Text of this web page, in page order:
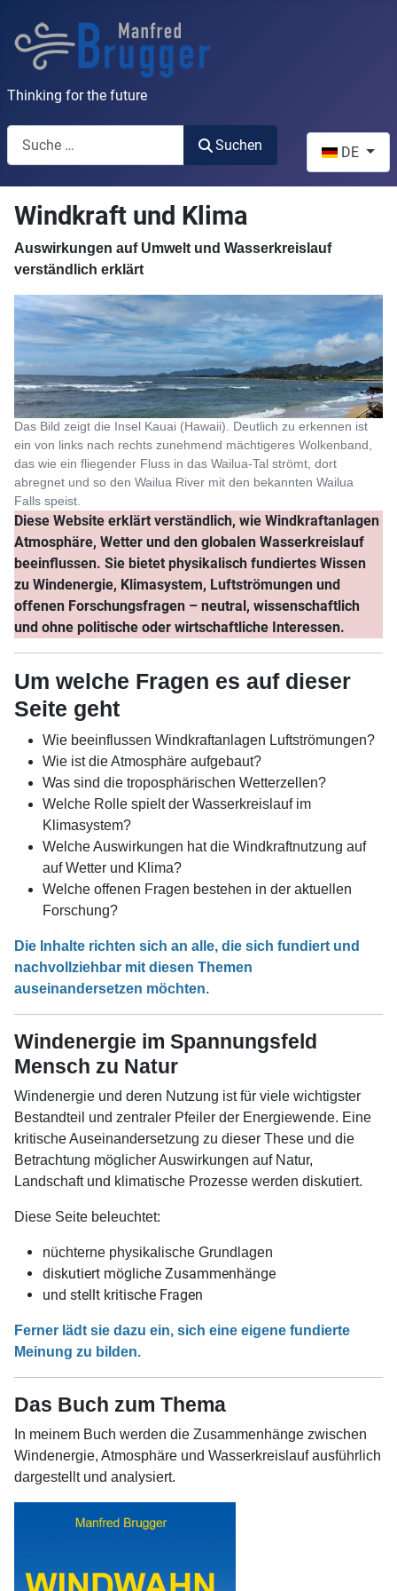
Thinking for the future
Suchen
Suchen DE
Windkraft und Klima
Auswirkungen auf Umwelt und Wasserkreislauf
verständlich erklärt
Das Bild zeigt die Insel Kauai (Hawaii). Deutlich zu erkennen ist
ein von links nach rechts zunehmend mächtigeres Wolkenband,
das wie ein fliegender Fluss in das Wailua-Tal strömt, dort
abregnet und so den Wailua River mit den bekannten Wailua
Falls speist.
Diese Website erklärt verständlich, wie Windkraftanlagen
Atmosphäre, Wetter und den globalen Wasserkreislauf
beeinflussen. Sie bietet physikalisch fundiertes Wissen
zu Windenergie, Klimasystem, Luftströmungen und
offenen Forschungsfragen – neutral, wissenschaftlich
und ohne politische oder wirtschaftliche Interessen.
Um welche Fragen es auf dieser
Seite geht
Wie beeinflussen Windkraftanlagen Luftströmungen?
Wie ist die Atmosphäre aufgebaut?
Was sind die troposphärischen Wetterzellen?
Welche Rolle spielt der Wasserkreislauf im
Klimasystem?
Welche Auswirkungen hat die Windkraftnutzung auf
auf Wetter und Klima?
Welche offenen Fragen bestehen in der aktuellen
Forschung?
Die Inhalte richten sich an alle, die sich fundiert und
nachvollziehbar mit diesen Themen
auseinandersetzen möchten.
Windenergie im Spannungsfeld
Mensch zu Natur
Windenergie und deren Nutzung ist für viele wichtigster
Bestandteil und zentraler Pfeiler der Energiewende. Eine
kritische Auseinandersetzung zu dieser These und die
Betrachtung möglicher Auswirkungen auf Natur,
Landschaft und klimatische Prozesse werden diskutiert.
Diese Seite beleuchtet:
nüchterne physikalische Grundlagen
diskutiert mögliche Zusammenhänge
und stellt kritische Fragen
Ferner lädt sie dazu ein, sich eine eigene fundierte
Meinung zu bilden.
Das Buch zum Thema
In meinem Buch werden die Zusammenhänge zwischen
Windenergie, Atmosphäre und Wasserkreislauf ausführlich
dargestellt und analysiert.